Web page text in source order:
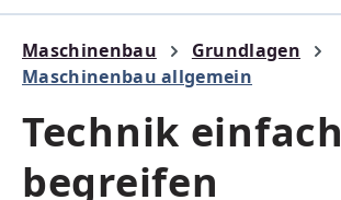
Maschinenbau
Grundlagen
Maschinenbau allgemein
Technik einfach
begreifen